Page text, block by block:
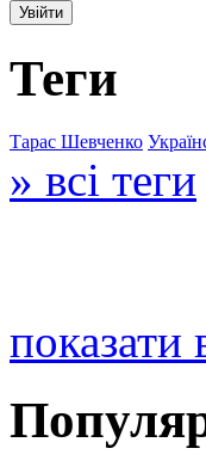
Теги
Тарас Шевченко
» всі теги
показати